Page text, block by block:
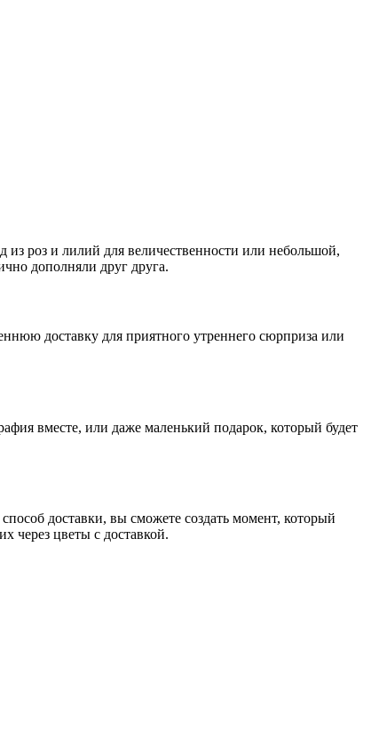
роз и лилий для величественности или небольшой,
дополняли друг друга.
доставку для приятного утреннего сюрприза или
вместе, или даже маленький подарок, который будет
доставки, вы сможете создать момент, который
через цветы с доставкой.